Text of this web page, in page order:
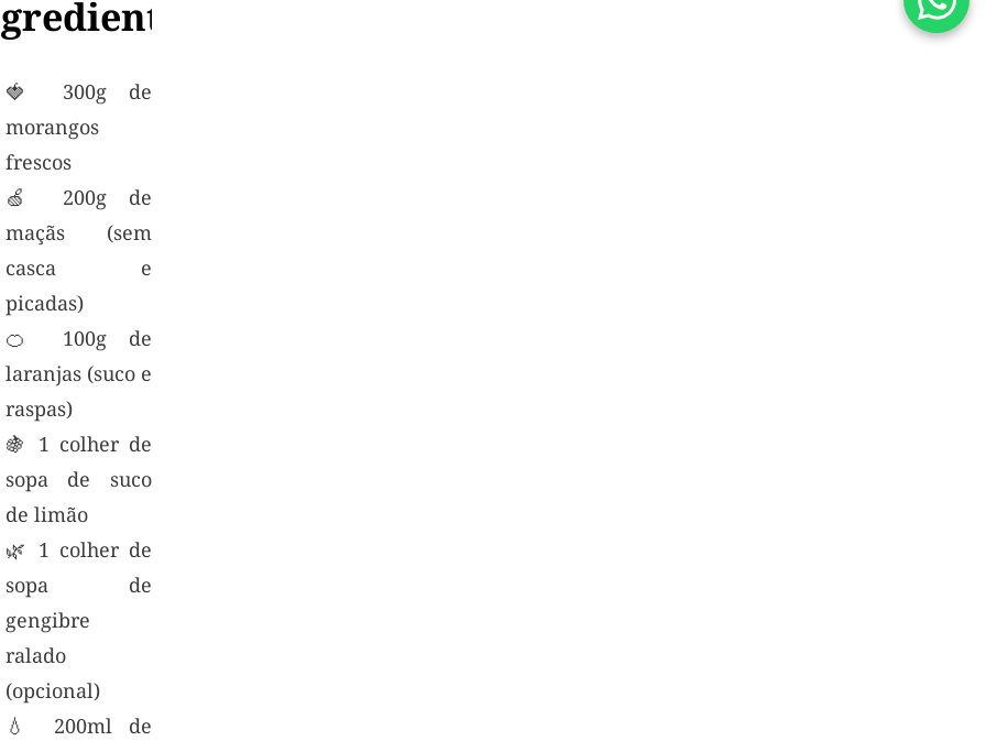
🍓 300g de
morangos
frescos
🍏 200g de
maçãs (sem
casca e
picadas)
🍊 100g de
laranjas (suco e
raspas)
🍇 1 colher de
sopa de suco
de limão
🌿 1 colher de
sopa de
gengibre
ralado
(opcional)
💧 200ml de